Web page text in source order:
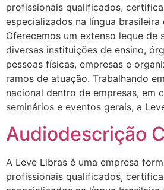
profissionais qualificados,
especializados na língua brasileira
Oferecemos um extenso leque de
diversas instituições de ensino,
pessoas físicas, empresas e
ramos de atuação. Trabalhando
nacional dentro de empresas, em
seminários e eventos gerais, a
Audiodescrição
A Leve Libras é uma empresa
profissionais qualificados,